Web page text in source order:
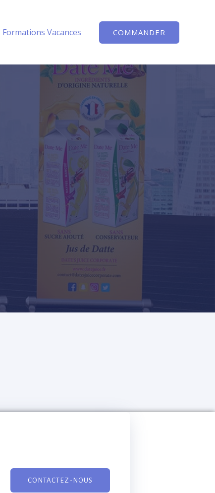
Formations Vacances COMMANDER
CONTACTEZ-NOUS